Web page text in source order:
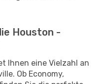
Houston -
Ihnen eine Vielzahl an
Ob Economy,